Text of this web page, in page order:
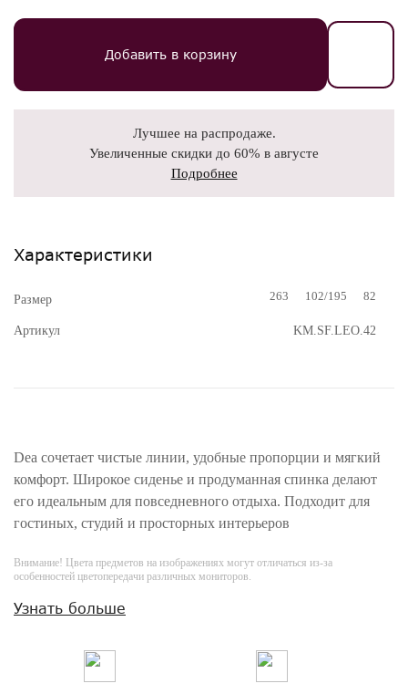
Добавить в корзину
Лучшее на распродаже.
Увеличенные скидки до 60% в августе
Подробнее
Характеристики
Размер 263 102/195 82
Артикул KM.SF.LEO.42
Dea сочетает чистые линии, удобные пропорции и мягкий
комфорт. Широкое сиденье и продуманная спинка делают
его идеальным для повседневного отдыха. Подходит для
гостиных, студий и просторных интерьеров
Внимание! Цвета предметов на изображениях могут отличаться из-за
особенностей цветопередачи различных мониторов.
Узнать больше